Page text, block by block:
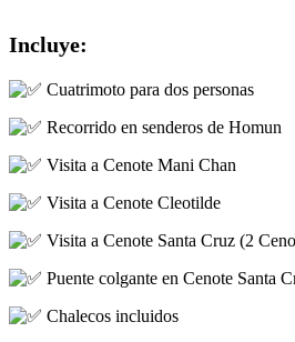
Incluye:
Cuatrimoto para dos personas
Recorrido en senderos de Homun
Visita a Cenote Mani Chan
Visita a Cenote Cleotilde
Visita a Cenote Santa Cruz (2
Puente colgante en Cenote Santa
Chalecos incluidos